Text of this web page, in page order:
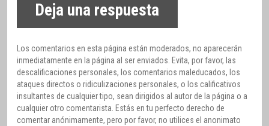
Deja una respuesta
Los comentarios en esta página están moderados, no aparecerán
inmediatamente en la página al ser enviados. Evita, por favor, las
descalificaciones personales, los comentarios maleducados, los
ataques directos o ridiculizaciones personales, o los calificativos
insultantes de cualquier tipo, sean dirigidos al autor de la página o a
cualquier otro comentarista. Estás en tu perfecto derecho de
comentar anónimamente, pero por favor, no utilices el anonimato